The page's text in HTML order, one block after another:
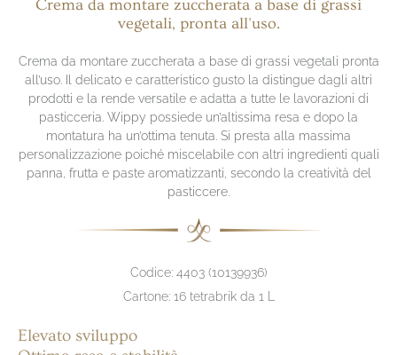
Crema da montare zuccherata a base di grassi
vegetali, pronta all'uso.
Crema da montare zuccherata a base di grassi vegetali pronta
all’uso. Il delicato e caratteristico gusto la distingue dagli altri
prodotti e la rende versatile e adatta a tutte le lavorazioni di
pasticceria. Wippy possiede un’altissima resa e dopo la
montatura ha un’ottima tenuta. Si presta alla massima
personalizzazione poiché miscelabile con altri ingredienti quali
panna, frutta e paste aromatizzanti, secondo la creatività del
pasticcere.
Codice: 4403 (10139936)
Cartone: 16 tetrabrik da 1 L
Elevato sviluppo